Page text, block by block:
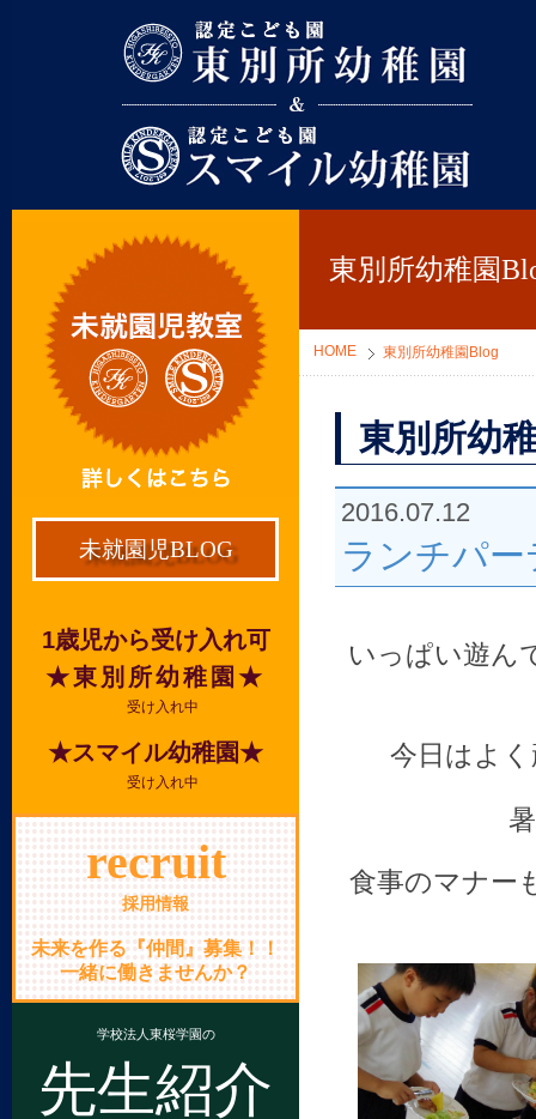
東別所幼稚園
HOME 東別所幼稚園Blog
東別所幼
2016.07.12
ランチパー
いっぱい遊ん
今日はよ
食事のマナー
未就園児BLOG
1歳児から受け入れ可
★東別所幼稚園★
受け入れ中
★スマイル幼稚園★
受け入れ中
recruit
採用情報
未来を作る『仲間』募集！！
一緒に働きませんか？
学校法人東桜学園の
先生紹介